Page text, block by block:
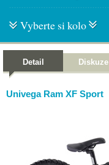
Vyberte si kolo
Detail Diskuze
Univega Ram XF Sport